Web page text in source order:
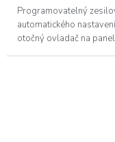
Programovatelný
automatického
otočný ovladač na